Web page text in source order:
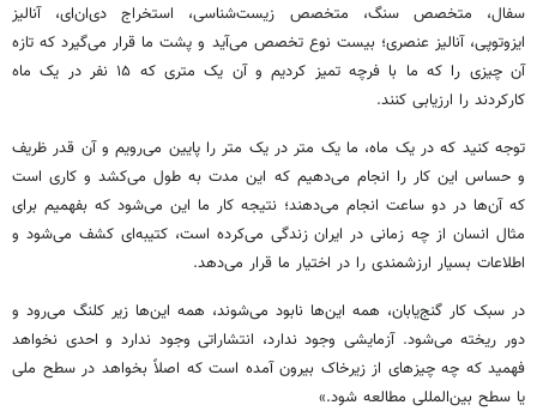
سفال، متخصص سنگ، متخصص زیست‌شناسی، استخراج دی‌ان‌ای، آنالیز
ایزوتوپی، آنالیز عنصری؛ بیست نوع تخصص می‌آید و پشت ما قرار می‌گیرد که تازه
آن چیزی را که ما با فرچه تمیز کردیم و آن ‌یک متری که ۱۵ نفر در یک ماه
کارکردند را ارزیابی کنند.
توجه کنید که در یک ماه، ما یک متر در یک متر را پایین می‌رویم و آن قدر ظریف
و حساس این کار را انجام می‌دهیم که این مدت به طول می‌کشد و کاری است
که آن‌ها در دو ساعت انجام می‌دهند؛ نتیجه کار ما این می‌شود که بفهمیم برای
مثال انسان از چه زمانی در ایران زندگی می‌کرده است، کتیبه‌ای کشف می‌شود و
اطلاعات بسیار ارزشمندی را در اختیار ما قرار می‌دهد.
در سبک کار گنج‌یابان، همه این‌ها نابود می‌شوند، همه این‌ها زیر کلنگ می‌رود و
دور ریخته می‌شود. آزمایشی وجود ندارد، انتشاراتی وجود ندارد و احدی نخواهد
فهمید که چه چیزهای از زیرخاک بیرون آمده است که اصلاً بخواهد در سطح ملی
یا سطح بین‌المللی مطالعه شود.»